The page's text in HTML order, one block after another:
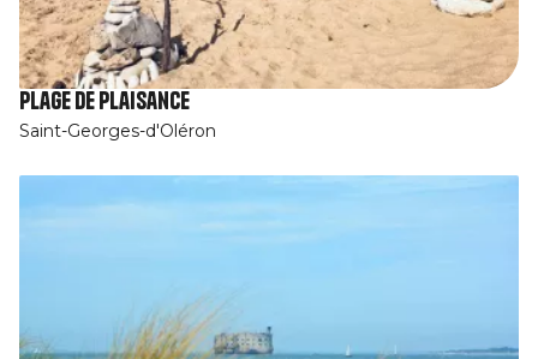
Plage de Plaisance
Saint-Georges-d'Oléron